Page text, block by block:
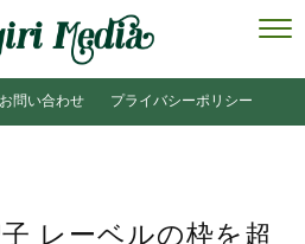
お問い合わせ プライバシーポリシー
レーベルの枠を超